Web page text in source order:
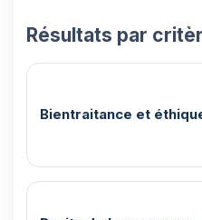
Résultats par
Bientraitance et